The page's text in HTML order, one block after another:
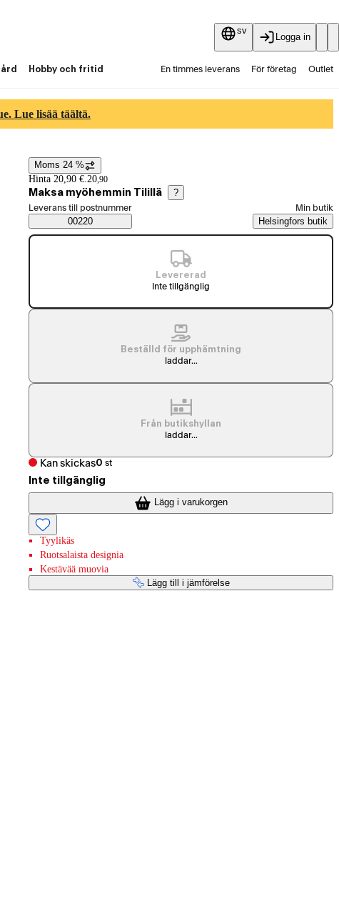
sv
Logga in
Hobby och fritid En timmes leverans För företag Outlet
Lue lisää täältä.
Prisinformation
Moms 24 %
Hinta 20,90 €. 20,90
Maksa myöhemmin Tilillä ?
Saatavuustiedot
Välj beställningssätt
Leverans till postnummer
00220
Min butik
Helsingfors butik
Levererad
Inte tillgänglig
Beställd för upphämtning
laddar...
Från butikshyllan
laddar...
Kan skickas0 st
Inte tillgänglig
Lägg i varukorgen
Tyylikäs
Ruotsalaista designia
Kestävää muovia
Lägg till i jämförelse